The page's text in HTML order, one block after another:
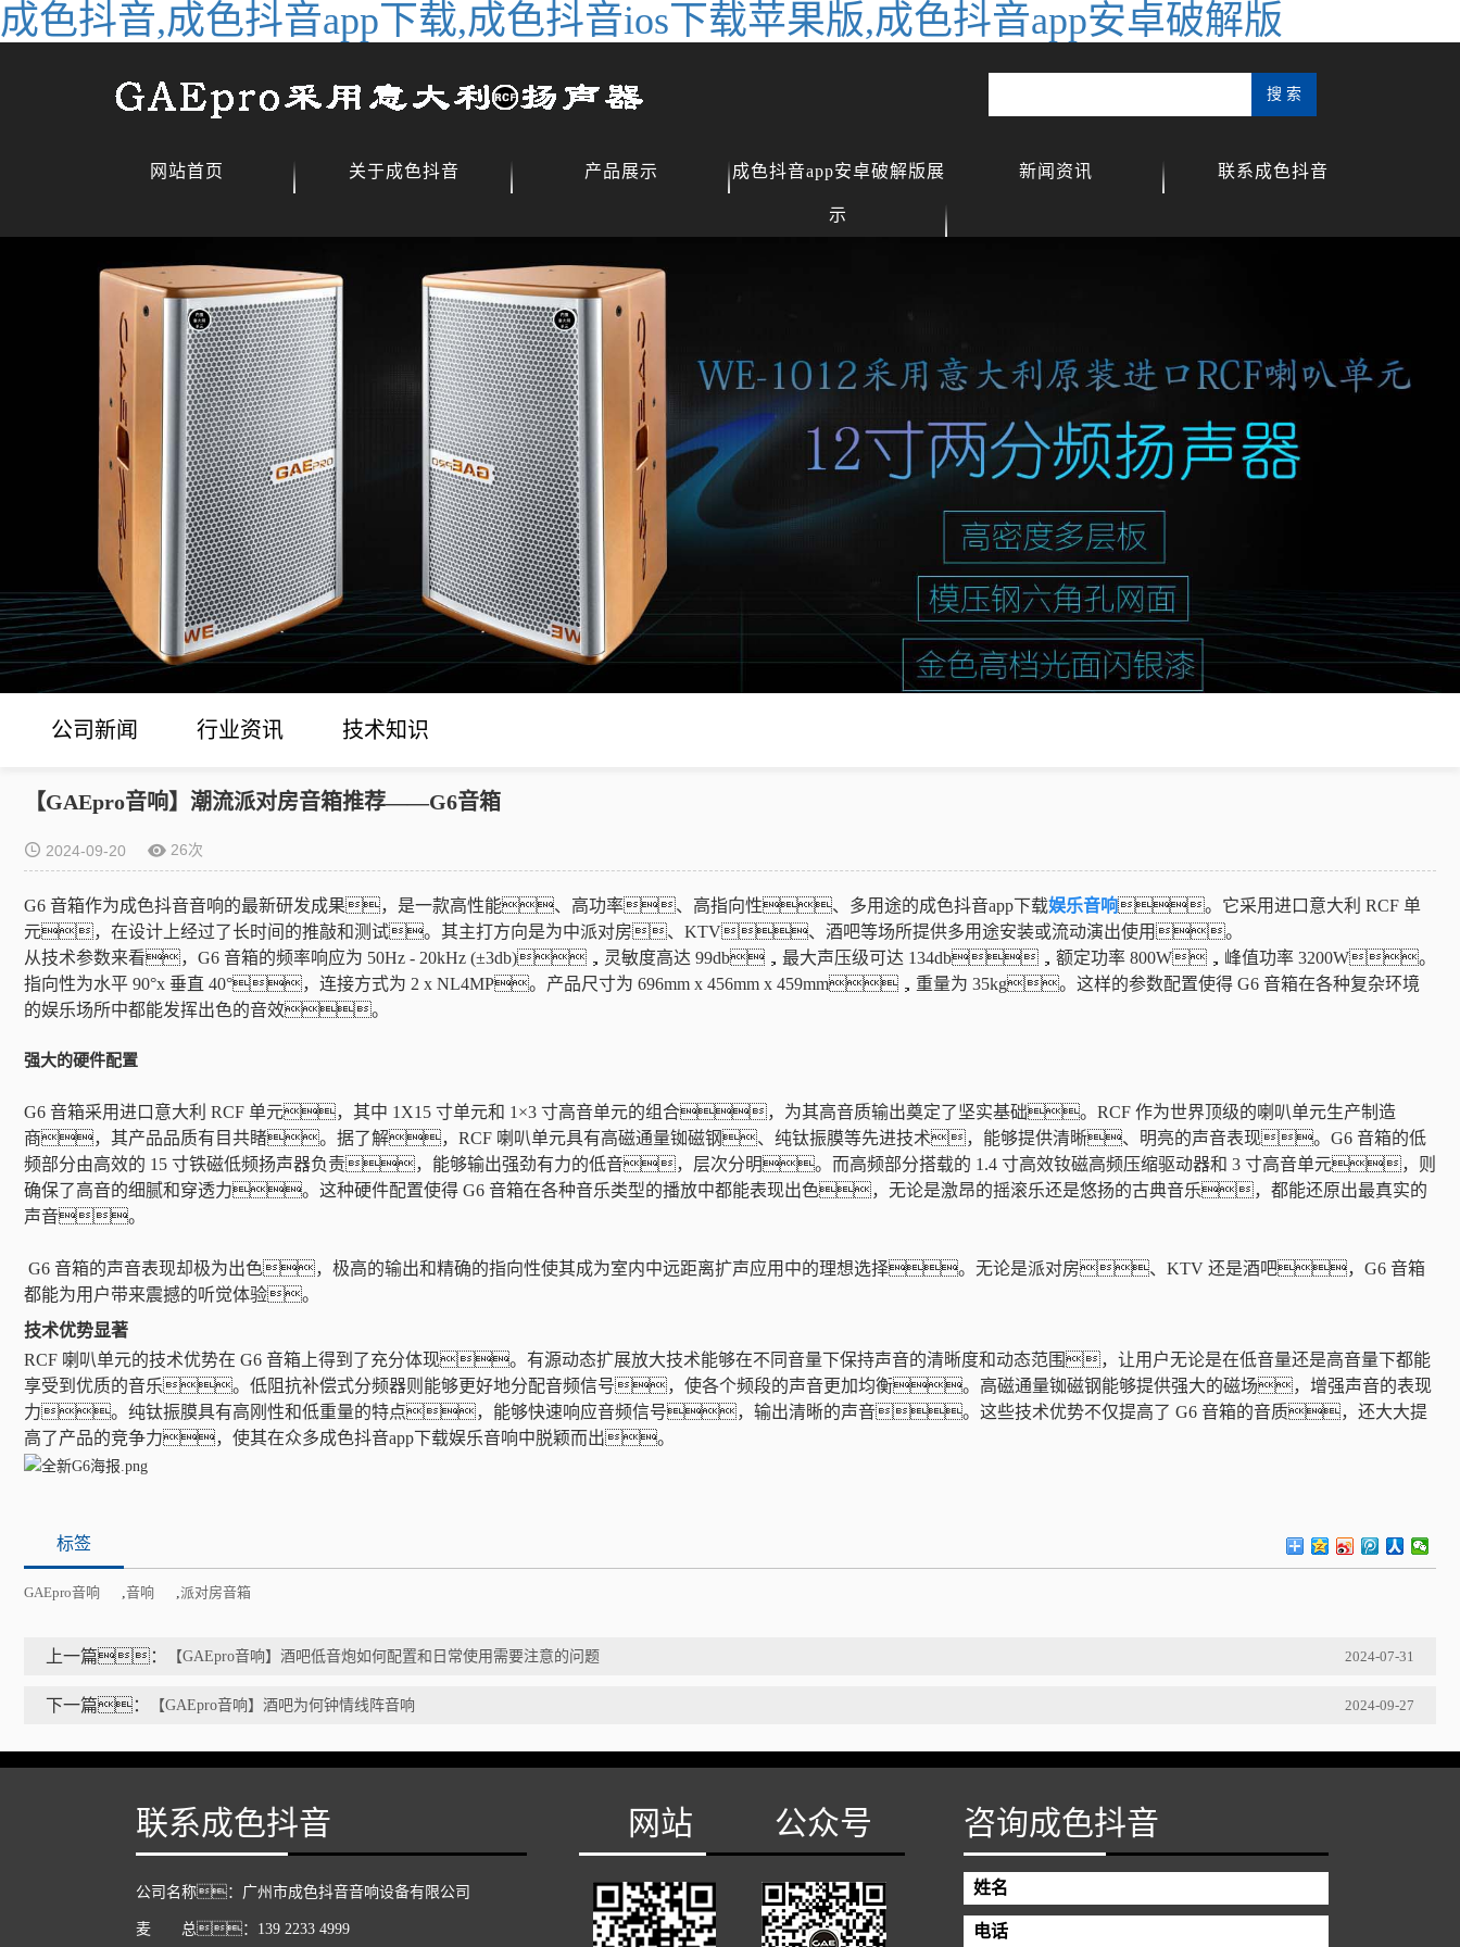
成色抖音,成色抖音app下载,成色抖音ios下载苹果版,成色抖音app安卓破解版
网站首页 关于成色抖音 产品展示 成色抖音app安卓破解版展
示
新闻资讯 联系成色抖音
公司新闻 行业资讯 技术知识
【GAEpro音响】潮流派对房音箱推荐——G6音箱
2024-09-20 26次
G6 音箱作为成色抖音音响的最新研发成果，是一款高性能、高功率、高指向性、多用途的成色抖音app下载娱乐音响。它采用进口意大利 RCF 单
元，在设计上经过了长时间的推敲和测试。其主打方向是为中派对房、KTV、酒吧等场所提供多用途安装或流动演出使用。
从技术参数来看， G6 音箱的频率响应为 50Hz - 20kHz (±3db)，灵敏度高达 99db，最大声压级可达 134db，额定功率 800W，峰值功率 3200W。
指向性为水平 90°x 垂直 40°，连接方式为 2 x NL4MP。产品尺寸为 696mm x 456mm x 459mm，重量为 35kg。这样的参数配置使得 G6 音箱在各种复杂环境
的娱乐场所中都能发挥出色的音效。
强大的硬件配置
G6 音箱采用进口意大利 RCF 单元，其中 1X15 寸单元和 1×3 寸高音单元的组合，为其高音质输出奠定了坚实基础。RCF 作为世界顶级的喇叭单元生产制造
商，其产品品质有目共睹。据了解，RCF 喇叭单元具有高磁通量铷磁钢、纯钛振膜等先进技术，能够提供清晰、明亮的声音表现。G6 音箱的低
频部分由高效的 15 寸铁磁低频扬声器负责，能够输出强劲有力的低音，层次分明。而高频部分搭载的 1.4 寸高效钕磁高频压缩驱动器和 3 寸高音单元，则
确保了高音的细腻和穿透力。这种硬件配置使得 G6 音箱在各种音乐类型的播放中都能表现出色，无论是激昂的摇滚乐还是悠扬的古典音乐，都能还原出最真实的
声音。
G6 音箱的声音表现却极为出色，极高的输出和精确的指向性使其成为室内中远距离扩声应用中的理想选择。无论是派对房、KTV 还是酒吧，G6 音箱
都能为用户带来震撼的听觉体验。
技术优势显著
RCF 喇叭单元的技术优势在 G6 音箱上得到了充分体现。有源动态扩展放大技术能够在不同音量下保持声音的清晰度和动态范围，让用户无论是在低音量还是高音量下都能
享受到优质的音乐。低阻抗补偿式分频器则能够更好地分配音频信号，使各个频段的声音更加均衡。高磁通量铷磁钢能够提供强大的磁场，增强声音的表现
力。纯钛振膜具有高刚性和低重量的特点，能够快速响应音频信号，输出清晰的声音。这些技术优势不仅提高了 G6 音箱的音质，还大大提
高了产品的竞争力，使其在众多成色抖音app下载娱乐音响中脱颖而出。
标签
GAEpro音响 音响 派对房音箱
上一篇： 【GAEpro音响】酒吧低音炮如何配置和日常使用需要注意的问题 2024-07-31
下一篇： 【GAEpro音响】酒吧为何钟情线阵音响 2024-09-27
联系成色抖音
公司名称：广州市成色抖音音响设备有限公司
麦 总：139 2233 4999
网站 公众号 咨询成色抖音
姓名
电话